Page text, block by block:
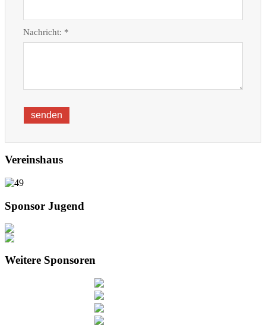
Nachricht: *
Vereinshaus
Sponsor Jugend
Weitere Sponsoren